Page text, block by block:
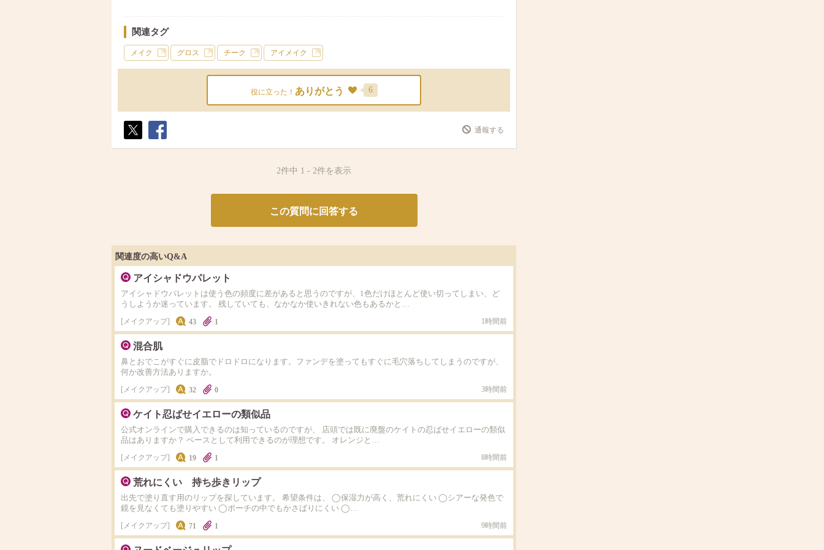
関連タグ
メイク グロス チーク アイメイク
役に立った！ ありがとう 6
ト
ア
通報する
2件中 1 - 2件を表示
この質問に回答する
関連度の高いQ&A
アイシャドウパレット
アイシャドウパレットは使う色の頻度に差があると思うのですが、1色だけほとんど使い切ってしまい、ど
うしようか迷っています。 残していても、なかなか使いきれない色もあるかと…
メイクアップ 43 1 1時間前
混合肌
鼻とおでこがすぐに皮脂でドロドロになります。ファンデを塗ってもすぐに毛穴落ちしてしまうのですが、
何か改善方法ありますか。
メイクアップ 32 0 3時間前
ケイト忍ばせイエローの類似品
公式オンラインで購入できるのは知っているのですが、 店頭では既に廃盤のケイトの忍ばせイエローの類似
品はありますか？ ベースとして利用できるのが理想です。 オレンジと…
メイクアップ 19 1 8時間前
荒れにくい 持ち歩きリップ
出先で塗り直す用のリップを探しています。 希望条件は、 ◯保湿力が高く、荒れにくい ◯シアーな発色で
鏡を見なくても塗りやすい ◯ポーチの中でもかさばりにくい ◯…
メイクアップ 71 1 9時間前